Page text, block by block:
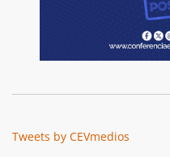
Tweets by CEVmedios